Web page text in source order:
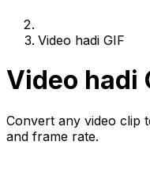
Video hadi GIF
Video hadi
Convert any video clip
and frame rate.